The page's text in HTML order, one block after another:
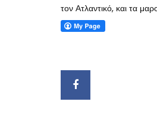
τον Ατλαντικό, και τα